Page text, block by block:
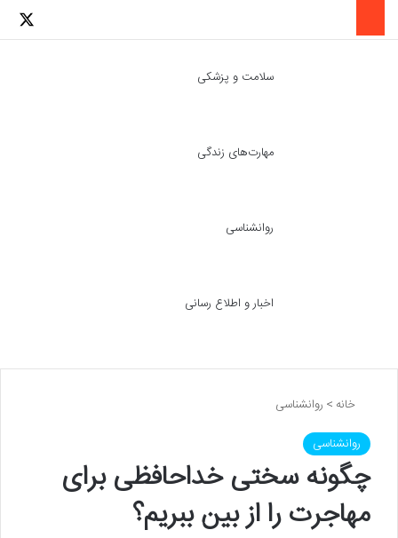
لینکدین
سلامت و پزشکی
مهارت‌های زندگی
روانشناسی
اخبار و اطلاع رسانی
خانه > روانشناسی
روانشناسی
چگونه سختی خداحافظی برای
مهاجرت را از بین ببریم؟